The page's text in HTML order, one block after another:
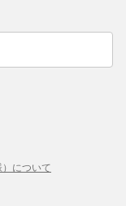
について